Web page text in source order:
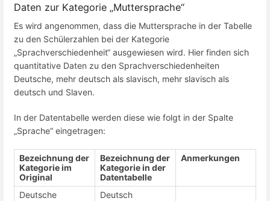
Daten zur Kategorie „Muttersprache“
Es wird angenommen, dass die Muttersprache in der Tabelle
zu den Schülerzahlen bei der Kategorie
„Sprachverschiedenheit“ ausgewiesen wird. Hier finden sich
quantitative Daten zu den Sprachverschiedenheiten
Deutsche, mehr deutsch als slavisch, mehr slavisch als
deutsch und Slaven.
In der Datentabelle werden diese wie folgt in der Spalte
„Sprache“ eingetragen:
Bezeichnung der
Kategorie im
Original
Bezeichnung der
Kategorie in der
Datentabelle
Anmerkungen
Deutsche
Deutsch